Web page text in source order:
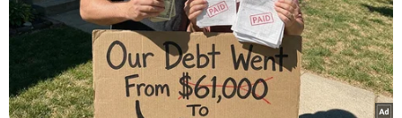
Nhiều cuộcbiểu tình đã được tổ chức ngay bên
ngoài các sân vận động và một cuộcbiểu tình
rầm rộ đang được lên kế hoạch ngay bên ngoài
sân Maracanahuyền thoại ở thành phố Rio vào